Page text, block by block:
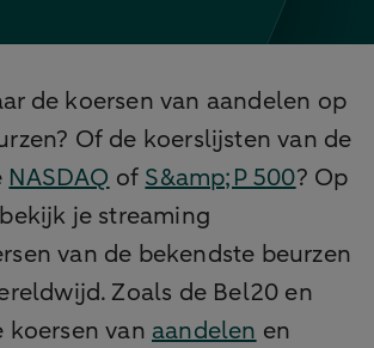
de koersen van aandelen op
Of de koerslijsten van de
NASDAQ of S&amp;P 500? Op
je streaming
van de bekendste beurzen
Zoals de Bel20 en
koersen van aandelen en